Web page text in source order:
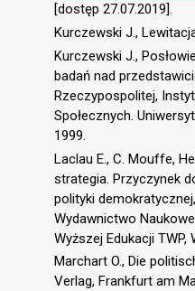
[dostęp 27.07.2019].
Kurczewski J.,
Kurczewski J.,
badań nad
Rzeczypospolitej,
Społecznych.
1999.
Laclau E., C. Mouffe,
strategia. Przyczynek
polityki
Wydawnictwo
Wyższej Edukacji TWP,
Marchart O., Die
Verlag, Frankfurt am